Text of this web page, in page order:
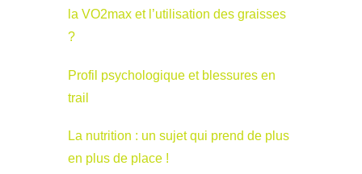
la VO2max et l’utilisation des graisses
?
Profil psychologique et blessures en
trail
La nutrition : un sujet qui prend de plus
en plus de place !